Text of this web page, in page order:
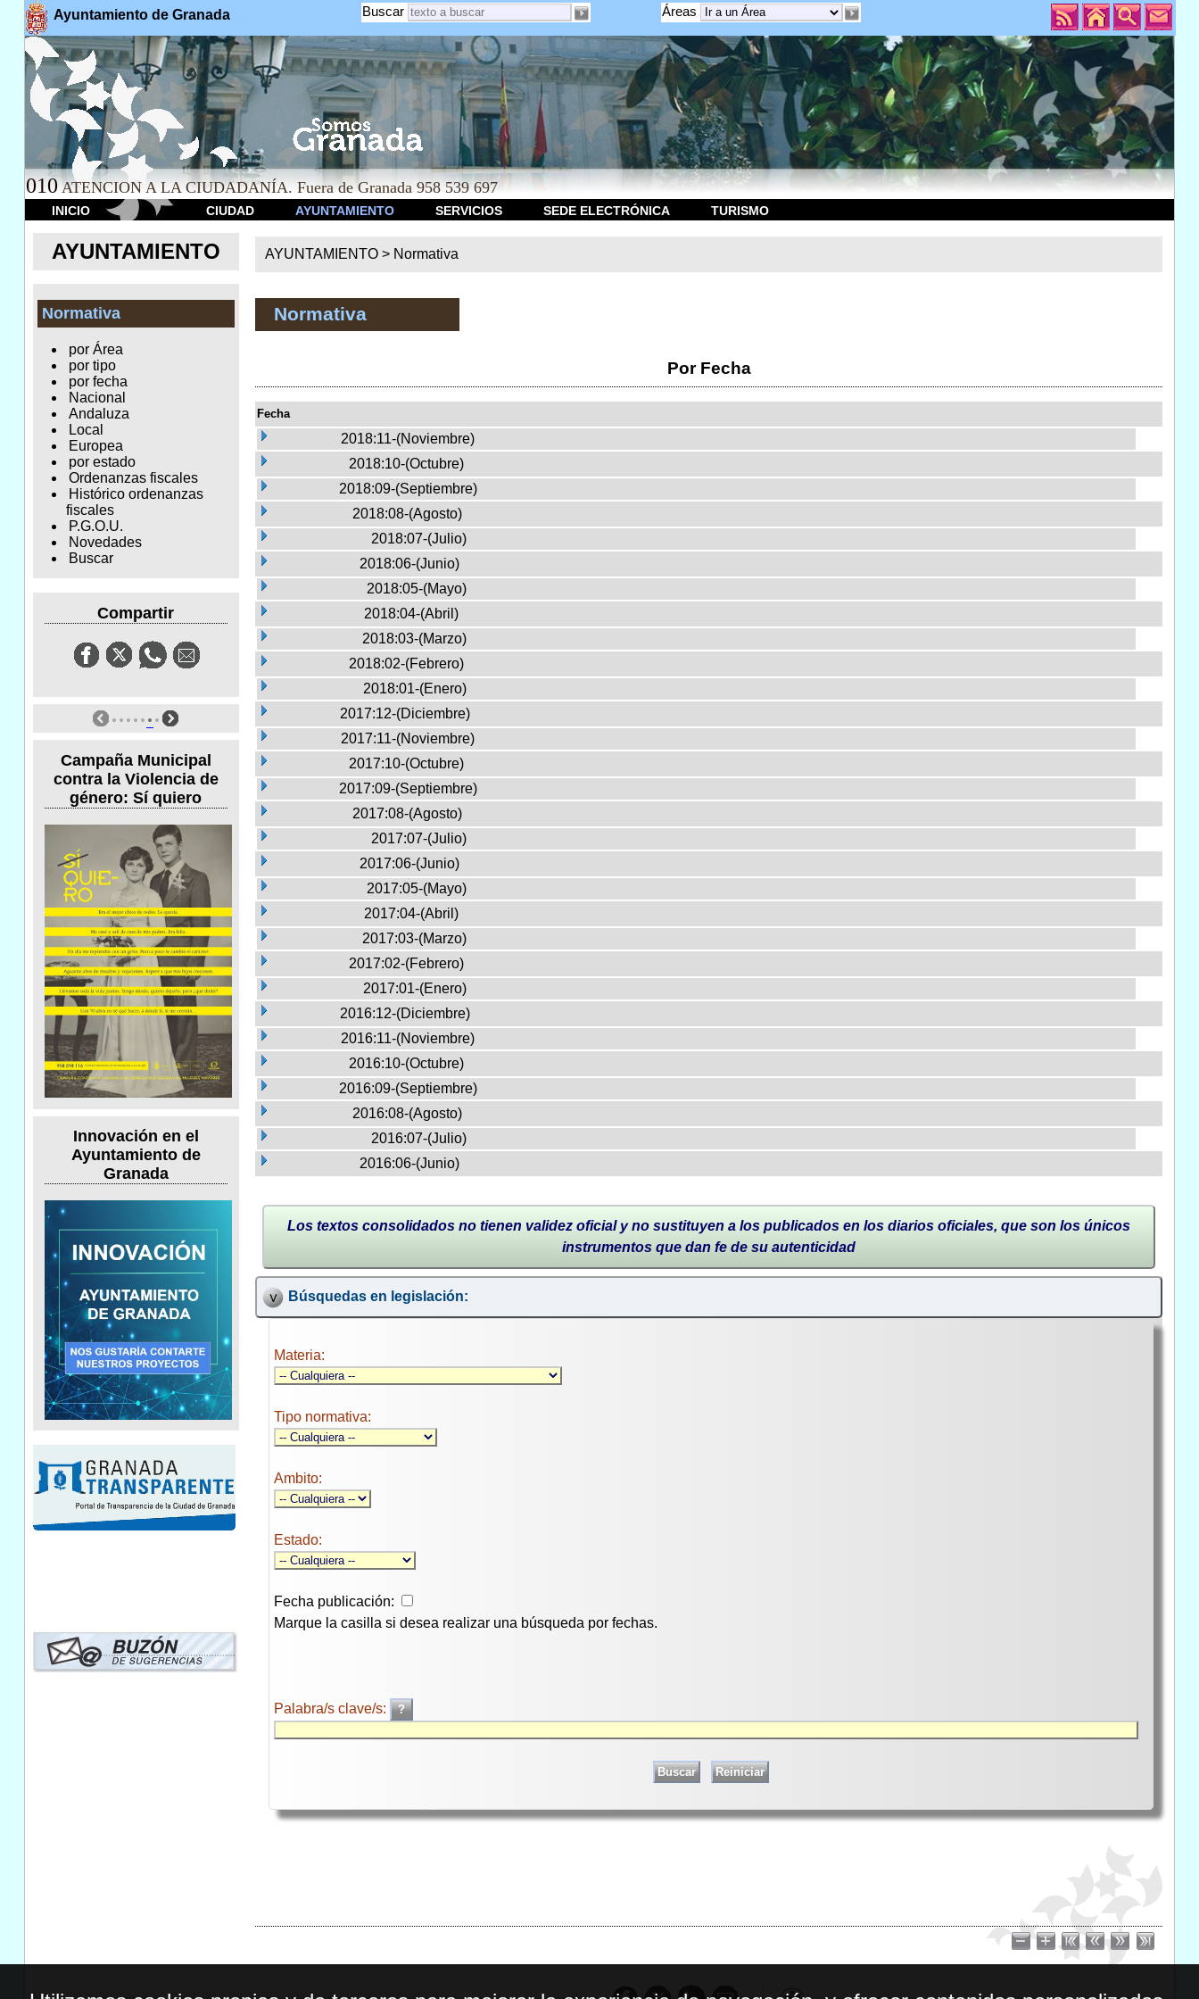
Ayuntamiento de Granada Áreas
Buscar
010 ATENCION A LA CIUDADANÍA. Fuera de Granada 958 539 697
INICIO CIUDAD AYUNTAMIENTO SERVICIOS SEDE ELECTRÓNICA TURISMO
AYUNTAMIENTO
Normativa
por Área
por tipo
por fecha
Nacional
Andaluza
Local
Europea
por estado
Ordenanzas fiscales
Histórico ordenanzas
fiscales
P.G.O.U.
Novedades
Buscar
Compartir
Campaña Municipal
contra la Violencia de
género: Sí quiero
Innovación en el
Ayuntamiento de
Granada
AYUNTAMIENTO > Normativa
Normativa
Por Fecha
Fecha
2018:11-(Noviembre)
2018:10-(Octubre)
2018:09-(Septiembre)
2018:08-(Agosto)
2018:07-(Julio)
2018:06-(Junio)
2018:05-(Mayo)
2018:04-(Abril)
2018:03-(Marzo)
2018:02-(Febrero)
2018:01-(Enero)
2017:12-(Diciembre)
2017:11-(Noviembre)
2017:10-(Octubre)
2017:09-(Septiembre)
2017:08-(Agosto)
2017:07-(Julio)
2017:06-(Junio)
2017:05-(Mayo)
2017:04-(Abril)
2017:03-(Marzo)
2017:02-(Febrero)
2017:01-(Enero)
2016:12-(Diciembre)
2016:11-(Noviembre)
2016:10-(Octubre)
2016:09-(Septiembre)
2016:08-(Agosto)
2016:07-(Julio)
2016:06-(Junio)
Los textos consolidados no tienen validez oficial y no sustituyen a los publicados en los diarios oficiales, que son los únicos
instrumentos que dan fe de su autenticidad
Búsquedas en legislación:
Materia:
Tipo normativa:
Ambito:
Estado:
Fecha publicación:
Marque la casilla si desea realizar una búsqueda por fechas.
Palabra/s clave/s: